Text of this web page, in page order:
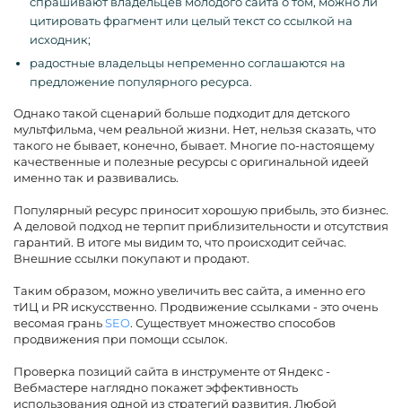
цитировать фрагмент или целый текст со ссылкой на
исходник;
радостные владельцы непременно соглашаются на
предложение популярного ресурса.
Однако такой сценарий больше подходит для детского
мультфильма, чем реальной жизни. Нет, нельзя сказать, что
такого не бывает, конечно, бывает. Многие по-настоящему
качественные и полезные ресурсы с оригинальной идеей
именно так и развивались.
Популярный ресурс приносит хорошую прибыль, это бизнес.
А деловой подход не терпит приблизительности и отсутствия
гарантий. В итоге мы видим то, что происходит сейчас.
Внешние ссылки покупают и продают.
Таким образом, можно увеличить вес сайта, а именно его
тИЦ и PR искусственно. Продвижение ссылками - это очень
весомая граньSEO. Существует множество способов
продвижения при помощи ссылок.
Проверка позиций сайта в инструменте от Яндекс -
Вебмастере наглядно покажет эффективность
использования одной из стратегий развития. Любой